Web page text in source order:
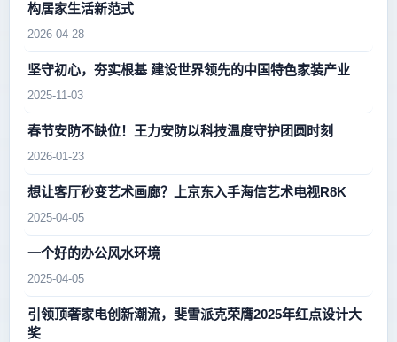
构居家生活新范式
2026-04-28
坚守初心，夯实根基 建设世界领先的中国特色家装产业
2025-11-03
春节安防不缺位！王力安防以科技温度守护团圆时刻
2026-01-23
想让客厅秒变艺术画廊？上京东入手海信艺术电视R8K
2025-04-05
一个好的办公风水环境
2025-04-05
引领顶奢家电创新潮流，斐雪派克荣膺2025年红点设计大
奖